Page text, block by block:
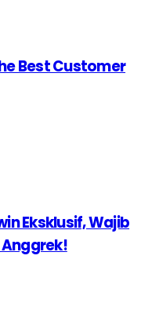
Best Customer
Eksklusif, Wajib